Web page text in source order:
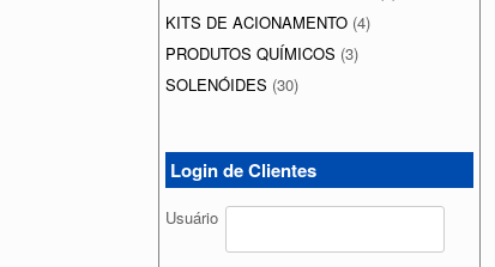
KITS DE ACIONAMENTO (4)
PRODUTOS QUÍMICOS (3)
SOLENÓIDES (30)
Login de Clientes
Usuário